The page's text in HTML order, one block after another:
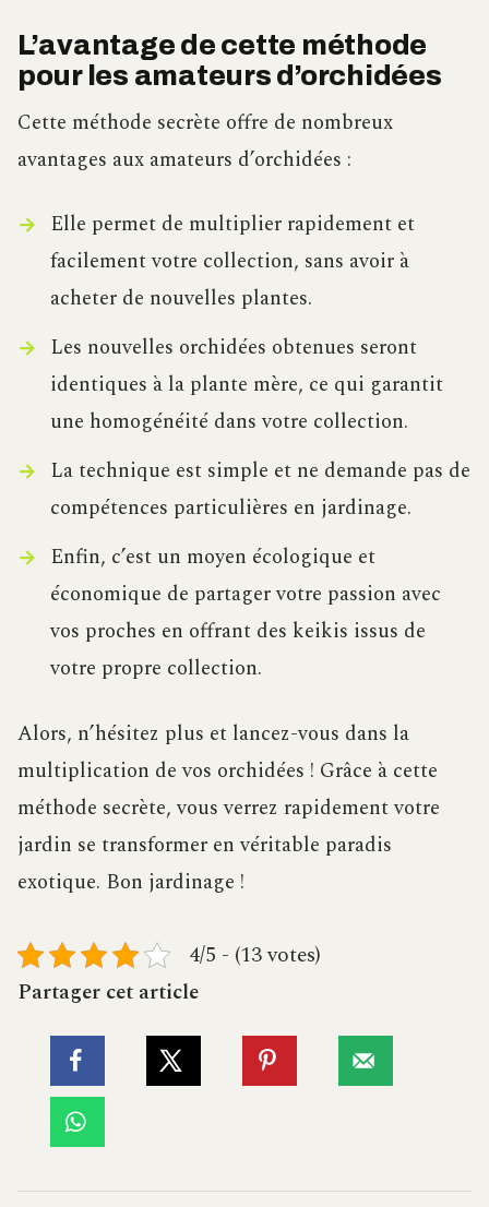
L’avantage de cette méthode
pour les amateurs d’orchidées
Cette méthode secrète offre de nombreux
avantages aux amateurs d’orchidées :
Elle permet de multiplier rapidement et
facilement votre collection, sans avoir à
acheter de nouvelles plantes.
Les nouvelles orchidées obtenues seront
identiques à la plante mère, ce qui garantit
une homogénéité dans votre collection.
La technique est simple et ne demande pas de
compétences particulières en jardinage.
Enfin, c’est un moyen écologique et
économique de partager votre passion avec
vos proches en offrant des keikis issus de
votre propre collection.
Alors, n’hésitez plus et lancez-vous dans la
multiplication de vos orchidées ! Grâce à cette
méthode secrète, vous verrez rapidement votre
jardin se transformer en véritable paradis
exotique. Bon jardinage !
4/5 - (13 votes)
Partager cet article